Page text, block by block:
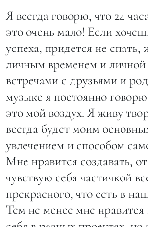
Я всегда говорю, что 24
это очень мало! Если
успеха, придется не спать,
личным временем и
встречами с друзьями и
музыке я постоянно
это мой воздух. Я живу
всегда будет моим
увлечением и способом
Мне нравится создавать,
чувствую себя частичкой
прекрасного, что есть в
Тем не менее мне нравится